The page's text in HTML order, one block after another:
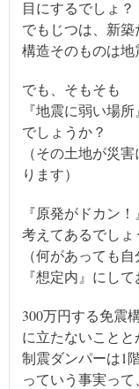
目にするでしょ？
でもじつは、新築
構造そのものは地
でも、そもそも
『地震に弱い場
でしょうか？
（その土地が災
ります）
『原発がドカン
考えてあるでしょ
（何があっても
『想定内』にし
300万円する免震
に立たないことと
制震ダンパーは1
っていう事実って、